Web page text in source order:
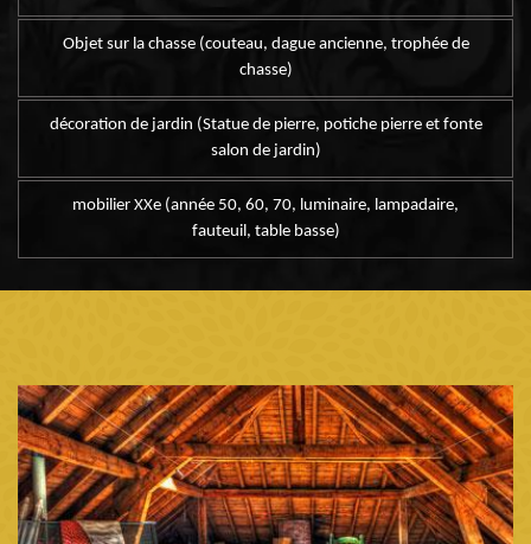
Objet sur la chasse (couteau, dague ancienne, trophée de
chasse)
décoration de jardin (Statue de pierre, potiche pierre et fonte
salon de jardin)
mobilier XXe (année 50, 60, 70, luminaire, lampadaire,
fauteuil, table basse)